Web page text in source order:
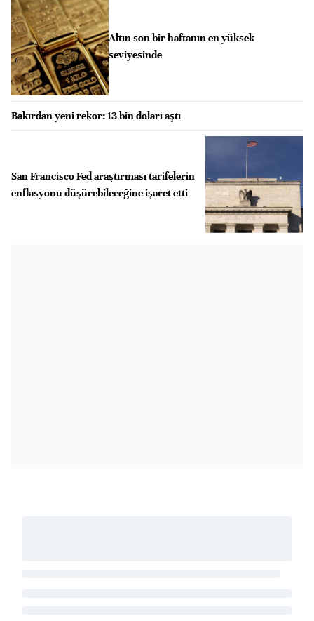
Altın son bir haftanın en yüksek
seviyesinde
Bakırdan yeni rekor: 13 bin doları aştı
San Francisco Fed araştırması tarifelerin
enflasyonu düşürebileceğine işaret etti